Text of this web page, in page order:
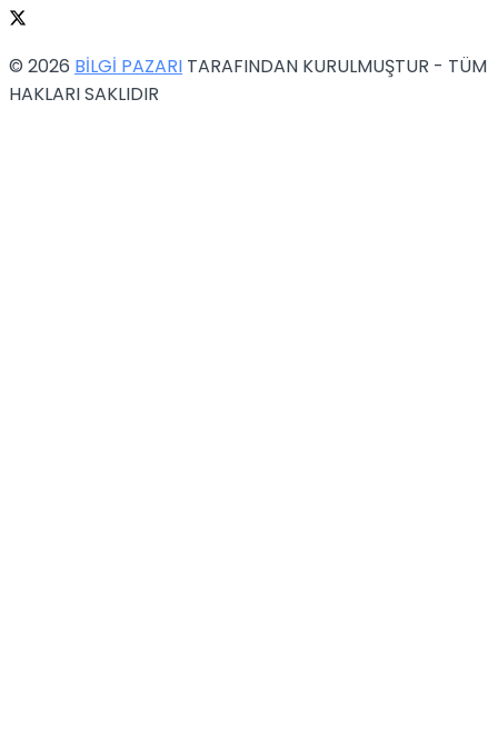
© 2026 BİLGİ PAZARI TARAFINDAN KURULMUŞTUR - TÜM
HAKLARI SAKLIDIR